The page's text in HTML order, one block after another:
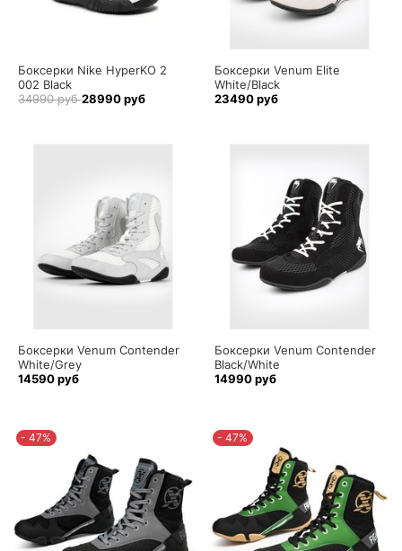
Боксерки Nike HyperKO 2
002 Black
34990 руб28990 руб
Боксерки Venum Elite
White/Black
23490 руб
Боксерки Venum Contender
White/Grey
14590 руб
Боксерки Venum Contender
Black/White
14990 руб
- 47% - 47%